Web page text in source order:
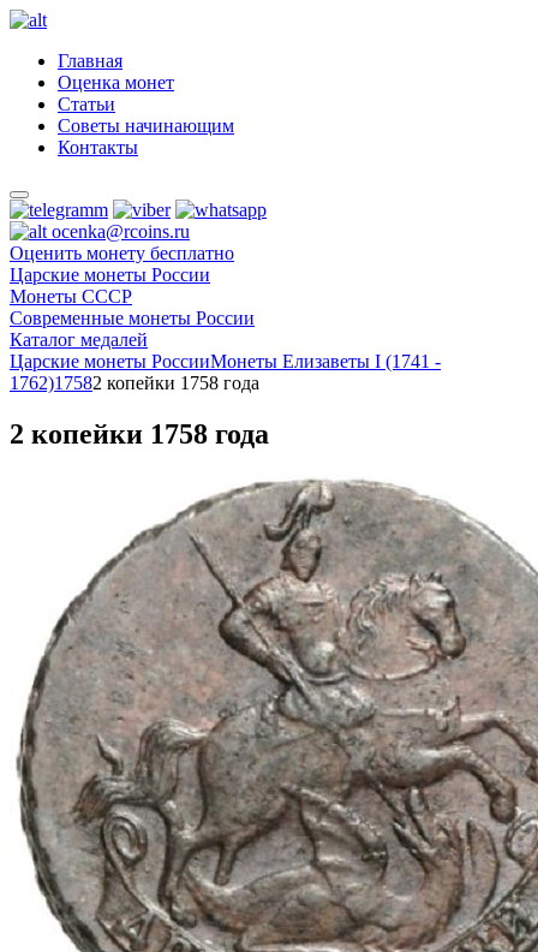
Главная
Оценка монет
Статьи
Советы начинающим
Контакты
ocenka@rcoins.ru
Оценить монету бесплатно
Царские монеты России
Монеты СССР
Современные монеты России
Каталог медалей
Царские монеты РоссииМонеты Елизаветы I (1741 -
1762)17582 копейки 1758 года
2 копейки 1758 года